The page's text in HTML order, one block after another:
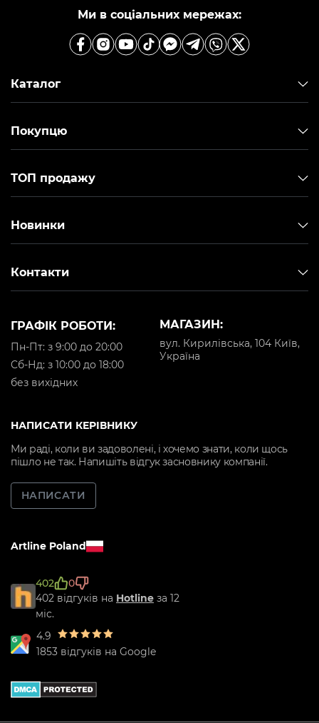
Ми в соціальних мережах:
Каталог
Покупцю
ТОП продажу
Новинки
Контакти
МАГАЗИН:
вул. Кирилівська, 104 Київ,
Україна
ГРАФІК РОБОТИ:
Пн-Пт: з 9:00 до 20:00
Cб-Нд: з 10:00 до 18:00
без вихідних
НАПИСАТИ КЕРІВНИКУ
Ми раді, коли ви задоволені, і хочемо знати, коли щось
пішло не так. Напишіть відгук засновнику компанії.
НАПИСАТИ
Artline Poland
402
0
402 відгуків на Hotline за 12
міс.
4.9
1853 відгуків на Google